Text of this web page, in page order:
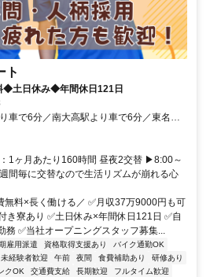
ト
◆土日休み◆年間休日121日
車で6分／南大高駅より車で6分／東名
1ヶ月あたり160時間 昼夜2交替 ▶8:00～
間毎に交替なので生活リズムが崩れる心
無料×長く働ける／ ✅月収37万9000円も可
き寮あり ✅土日休み×年間休日121日 ✅自
務 ✅当社オープニングスタッフ募集...
雇用派遣 資格取得支援あり
バイク通勤OK
未経験者歓迎 午前 夜間 食費補助あり
研修あり
クOK 交通費支給 長期歓迎 フルタイム歓迎